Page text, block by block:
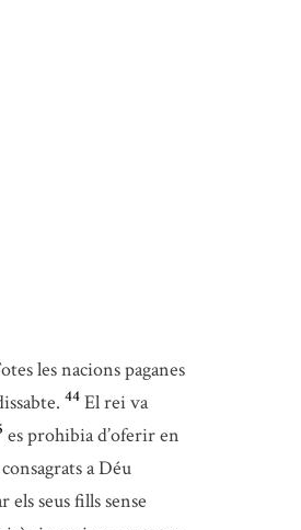
les nacions paganes
44 El rei va
es prohibia d’oferir en
a Déu
els seus fills sense